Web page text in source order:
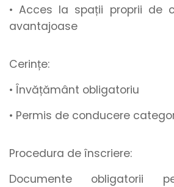
• Acces la spații proprii de
avantajoase
Cerințe:
• Învățământ obligatoriu
• Permis de conducere
Procedura de înscriere:
Documente obligatorii